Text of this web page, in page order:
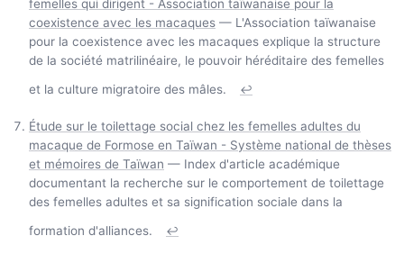
femelles qui dirigent - Association taïwanaise pour la
coexistence avec les macaques — L'Association taïwanaise
pour la coexistence avec les macaques explique la structure
de la société matrilinéaire, le pouvoir héréditaire des femelles
et la culture migratoire des mâles.
↩
Étude sur le toilettage social chez les femelles adultes du
macaque de Formose en Taïwan - Système national de thèses
et mémoires de Taïwan — Index d'article académique
documentant la recherche sur le comportement de toilettage
des femelles adultes et sa signification sociale dans la
formation d'alliances.
↩